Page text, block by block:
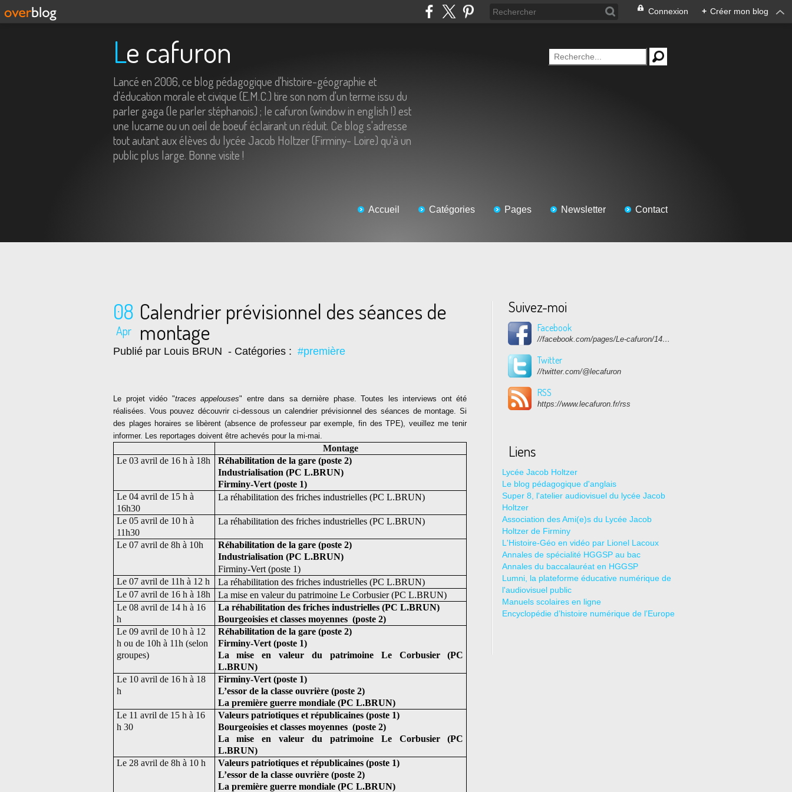
Connexion + Créer mon blog
Le cafuron
Lancé en 2006, ce blog pédagogique d'histoire-géographie et
d'éducation morale et civique (E.M.C.) tire son nom d'un terme issu du
parler gaga (le parler stéphanois) ; le cafuron (window in english !) est
une lucarne ou un oeil de boeuf éclairant un réduit. Ce blog s'adresse
tout autant aux élèves du lycée Jacob Holtzer (Firminy- Loire) qu'à un
public plus large. Bonne visite !
Accueil Catégories Pages Newsletter Contact
08
Apr
Calendrier prévisionnel des séances de
montage
Publié par Louis BRUN - Catégories : #première
Le projet vidéo "traces appelouses" entre dans sa dernière phase. Toutes les interviews ont été
réalisées. Vous pouvez découvrir ci-dessous un calendrier prévisionnel des séances de montage. Si
des plages horaires se libèrent (absence de professeur par exemple, fin des TPE), veuillez me tenir
informer. Les reportages doivent être achevés pour la mi-mai.
Montage
Le 03 avril de 16 h à 18h
Réhabilitation de la gare (poste 2)
Industrialisation (PC L.BRUN)
Firminy-Vert (poste 1)
Le 04 avril de 15 h à
16h30
La réhabilitation des friches industrielles (PC L.BRUN)
Le 05 avril de 10 h à
11h30
La réhabilitation des friches industrielles (PC L.BRUN)
Le 07 avril de 8h à 10h
Réhabilitation de la gare (poste 2)
Industrialisation (PC L.BRUN)
Firminy-Vert (poste 1)
Le 07 avril de 11h à 12 h
La réhabilitation des friches industrielles (PC L.BRUN)
Le 07 avril de 16 h à 18h
La mise en valeur du patrimoine Le Corbusier (PC L.BRUN)
Le 08 avril de 14 h à 16
h
La réhabilitation des friches industrielles (PC L.BRUN)
Bourgeoisies et classes moyennes (poste 2)
Le 09 avril de 10 h à 12
h ou de 10h à 11h (selon
groupes)
Réhabilitation de la gare (poste 2)
Firminy-Vert (poste 1)
La mise en valeur du patrimoine Le Corbusier (PC
L.BRUN)
Le 10 avril de 16 h à 18
h
Firminy-Vert (poste 1)
L’essor de la classe ouvrière (poste 2)
La première guerre mondiale (PC L.BRUN)
Le 11 avril de 15 h à 16
h 30
Valeurs patriotiques et républicaines (poste 1)
Bourgeoisies et classes moyennes (poste 2)
La mise en valeur du patrimoine Le Corbusier (PC
L.BRUN)
Le 28 avril de 8h à 10 h
Valeurs patriotiques et républicaines (poste 1)
L’essor de la classe ouvrière (poste 2)
La première guerre mondiale (PC L.BRUN)
Suivez-moi
Facebook
//facebook.com/pages/Le-cafuron/1415682768741632
Twitter
//twitter.com/@lecafuron
RSS
https://www.lecafuron.fr/rss
Liens
Lycée Jacob Holtzer
Le blog pédagogique d'anglais
Super 8, l'atelier audiovisuel du lycée Jacob
Holtzer
Association des Ami(e)s du Lycée Jacob
Holtzer de Firminy
L'Histoire-Géo en vidéo par Lionel Lacoux
Annales de spécialité HGGSP au bac
Annales du baccalauréat en HGGSP
Lumni, la plateforme éducative numérique de
l'audiovisuel public
Manuels scolaires en ligne
Encyclopédie d’histoire numérique de l’Europe